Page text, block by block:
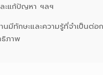
ละแก้ปัญหา ฯลฯ
มีทักษะและความรู้ที่จำเป็นต่
ธิภาพ